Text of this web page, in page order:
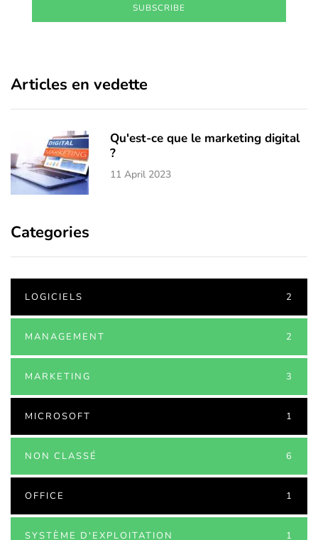
SUBSCRIBE
Articles en vedette
Qu'est-ce que le marketing digital
?
11 April 2023
Categories
LOGICIELS 2
MANAGEMENT 2
MARKETING 3
MICROSOFT 1
NON CLASSÉ 6
OFFICE 1
SYSTÈME D'EXPLOITATION 1